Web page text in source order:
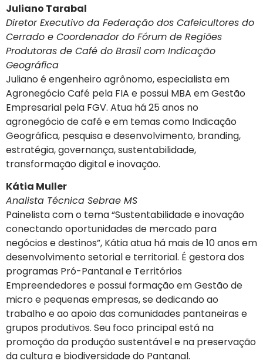
Juliano Tarabal
Diretor Executivo da Federação dos Cafeicultores do
Cerrado e Coordenador do Fórum de Regiões
Produtoras de Café do Brasil com Indicação
Geográfica
Juliano é engenheiro agrônomo, especialista em
Agronegócio Café pela FIA e possui MBA em Gestão
Empresarial pela FGV. Atua há 25 anos no
agronegócio de café e em temas como Indicação
Geográfica, pesquisa e desenvolvimento, branding,
estratégia, governança, sustentabilidade,
transformação digital e inovação.
Kátia Muller
Analista Técnica Sebrae MS
Painelista com o tema “Sustentabilidade e inovação
conectando oportunidades de mercado para
negócios e destinos”, Kátia atua há mais de 10 anos em
desenvolvimento setorial e territorial. É gestora dos
programas Pró-Pantanal e Territórios
Empreendedores e possui formação em Gestão de
micro e pequenas empresas, se dedicando ao
trabalho e ao apoio das comunidades pantaneiras e
grupos produtivos. Seu foco principal está na
promoção da produção sustentável e na preservação
da cultura e biodiversidade do Pantanal.